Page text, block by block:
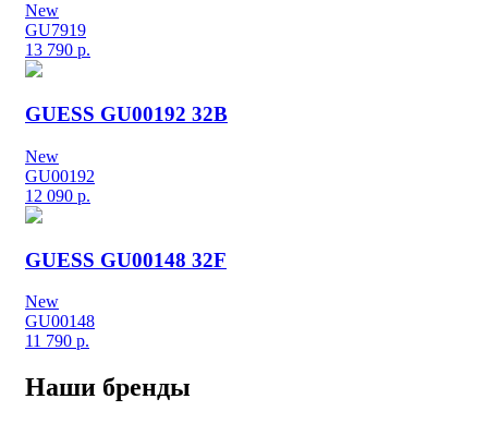
New
GU7919
13 790 р.
GUESS GU00192 32B
New
GU00192
12 090 р.
GUESS GU00148 32F
New
GU00148
11 790 р.
Наши бренды